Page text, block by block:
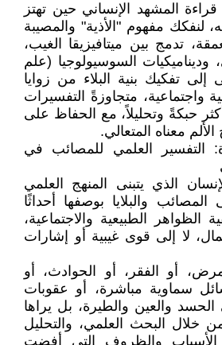
المشهد الإنساني حين تهتز
لنفكك مفهوم "الأذية" والمصيبة
تدمج بين ميتافيزيقا الغيب،
السوسيولوجيا (علم
إلى تفكيك بنية البلاء من زوايا
واجتماعية، متجاوزةً التفسيرات
حبكةً وتحليلاً، مع الحفاظ على
الألم معناه المتعالي.
التفسير العلمي للمصائب في
الذي يتبنى المنهج العلمي
والبلايا بوصفها أحداثًا
الطبيعية والاجتماعية،
لا إلى قوى غيبية أو إشارات
أو الفقر، أو الحوادث، أو
سماوية مباشرة، أو عقوبات
والعين والطيرة، بل يراها
خلال البحث العلمي، والتحليل
الأسباب والظروف التي أفضت